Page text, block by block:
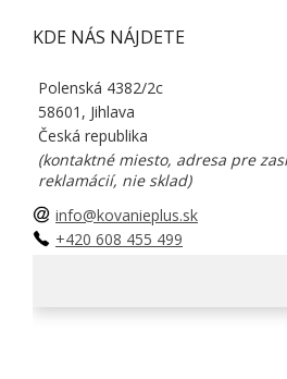
KDE NÁS NÁJDETE
Polenská 4382/2c
58601, Jihlava
Česká republika
(kontaktné miesto, adresa pre
reklamácií, nie sklad)
info@kovanieplus.sk
+420 608 455 499